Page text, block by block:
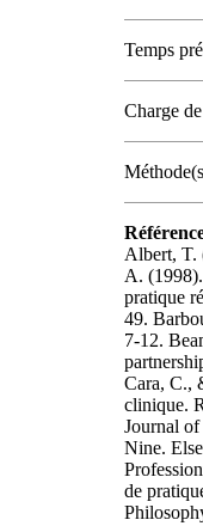
Temps
Charge
Albert, T. (2008). Write effectively: a quick course for busy health workers. Radcliffe Publishing. Andrews, M., Gidman, J., & Humphreys, A. (1998). Reflection : does it enhance professional nursing practice? British Journal of Nursing, 7(7), 413-417. Balas-Chanel, A. (2014). La pratique réflexive dans un groupe, du type analyse de pratiques ou retour de stage. Revue de l’analyse de pratiques professionnelles, 2, 28-49. Barbour, J. F. (2013). The making of a butterfly: Reflective practice in nursing education. International Journal of Human Caring, 17(3), 7-12. Beam, R. J., O'Brien, R. A., & Neal, M. (2010). Reflective practice enhances public health nurse implementation of nurse‐family